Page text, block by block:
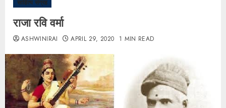
साहित्य संग्रह
राजा रवि वर्मा
ASHWINIRAI APRIL 29, 2020 1 MIN READ